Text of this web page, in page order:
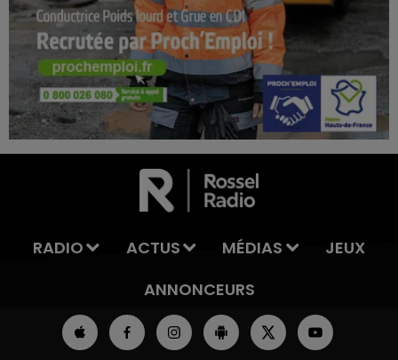
LA TEAM DE L'ÉTÉ
RADIO ACTUS MÉDIAS
JEUX
ANNONCEURS